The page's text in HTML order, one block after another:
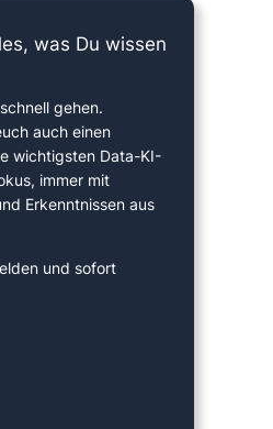
was Du wissen
gehen.
auch einen
wichtigsten Data-KI-
immer mit
Erkenntnissen aus
und sofort